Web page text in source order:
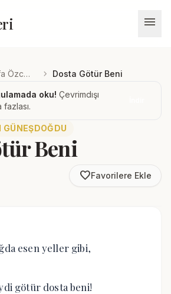
menu
Mustafa Özcan Güneşdoğdu chevron_right Dosta Götür Beni
oku! Çevrimdışı
Beni
favorite_borderFavorilere Ekle
esen yeller gibi,
götür dosta beni!